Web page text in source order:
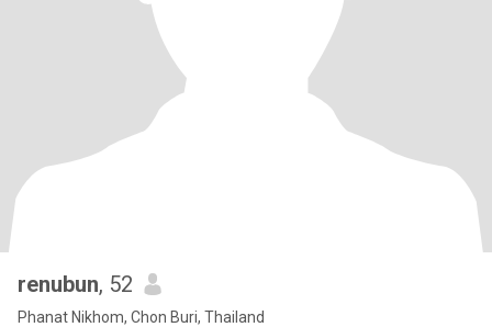
renubun, 52
Phanat Nikhom, Chon Buri, Thailand